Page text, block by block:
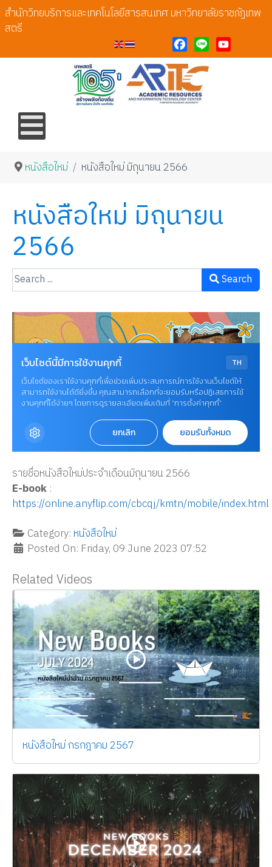
สำนักวิทยบริการและเทคโนโลยีสารสนเทศ มหาวิทยาลัยราชภัฏเทพ
สตรี
Facebook
Line YouTube
หนังสือใหม่ หนังสือใหม่ มิถุนายน 2566
หนังสือใหม่ มิถุนายน
2566
Search
รายชื่อหนังสือใหม่ประจำเดือนมิถุนายน 2566
E-book :
https://online.anyflip.com/cbcqj/kmtn/mobile/index.html
Category: หนังสือใหม่
Posted On: Friday, 09 June 2023 07:52
Related Videos
หนังสือใหม่ กรกฎาคม 2567